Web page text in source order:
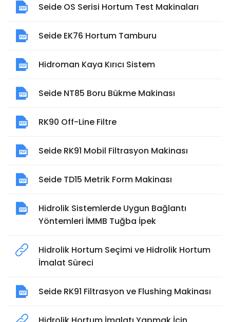
Seide OS Serisi Hortum Test Makinaları
Seide EK76 Hortum Tamburu
Hidroman Kaya Kırıcı Sistem
Seide NT85 Boru Bükme Makinası
RK90 Off-Line Filtre
Seide RK91 Mobil Filtrasyon Makinası
Seide TD15 Metrik Form Makinası
Hidrolik Sistemlerde Uygun Bağlantı
Yöntemleri İMMB Tuğba İpek
Hidrolik Hortum Seçimi ve Hidrolik Hortum
İmalat Süreci
Seide RK91 Filtrasyon ve Flushing Makinası